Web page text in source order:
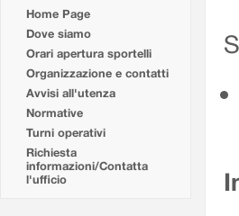
Home Page
Dove siamo
Orari apertura sportelli
Organizzazione e contatti
Avvisi all'utenza
Normative
Turni operativi
Richiesta
informazioni/Contatta
l'ufficio